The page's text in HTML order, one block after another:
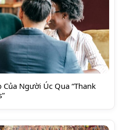
Người Úc Qua “Thank